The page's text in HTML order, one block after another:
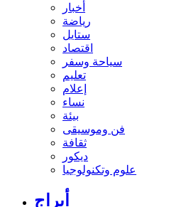
أخبار
رياضة
ستايل
اقتصاد
سياحة وسفر
تعليم
إعلام
نساء
بيئة
فن وموسيقى
ثقافة
ديكور
علوم وتكنولوجيا
أبراج